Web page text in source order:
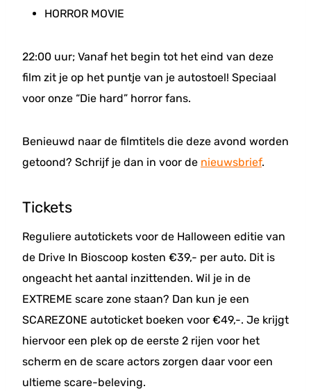
HORROR MOVIE
22:00 uur; Vanaf het begin tot het eind van deze
film zit je op het puntje van je autostoel! Speciaal
voor onze “Die hard” horror fans.
Benieuwd naar de filmtitels die deze avond worden
getoond? Schrijf je dan in voor de nieuwsbrief.
Tickets
Reguliere autotickets voor de Halloween editie van
de Drive In Bioscoop kosten €39,- per auto. Dit is
ongeacht het aantal inzittenden. Wil je in de
EXTREME scare zone staan? Dan kun je een
SCAREZONE autoticket boeken voor €49,-. Je krijgt
hiervoor een plek op de eerste 2 rijen voor het
scherm en de scare actors zorgen daar voor een
ultieme scare-beleving.